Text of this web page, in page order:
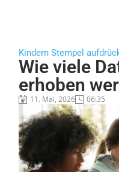
Kindern Stempel
Wie viele
erhoben
11. Mai, 2026 06:35